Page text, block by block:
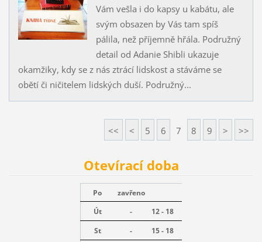
Vám vešla i do kapsy u kabátu, ale
svým obsazen by Vás tam spíš
pálila, než příjemně hřála. Podružný
detail od Adanie Shibli ukazuje
okamžiky, kdy se z nás ztrácí lidskost a stáváme se
obětí či ničitelem lidských duší. Podružný...
<< < 5 6 7 8 9 > >>
Otevírací doba
Po
zavřeno
Út
-
12 - 18
St
-
15 - 18